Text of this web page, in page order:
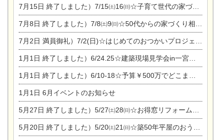
7月15日 終了しました）7/15㈯16㈰☆子育て世代の家づくり相談会
7月8日 終了しました）7/8㈯9㈰☆50代からの家づくり相談会
7月2日 満員御礼）7/2(日)☆はじめてのおつかいプロジェクト
1月1日 終了しました）6/24.25☆建築現場見学会in一宮市木曽川町
1月1日 終了しました）6/10-18☆予算￥500万でどこまでできるの？リフォーム相談会
1月1日 6月イベントのお知らせ
5月27日 終了しました）5/27㈯28㈰☆お得窓リフォーム個別相談会
5月20日 終了しました）5/20㈯21㈰☆築50年平屋のおうちリノベーション完成見学会